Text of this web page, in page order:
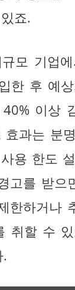
죠.
모 기업
한 후 예
이상
과는 분
용 한도
고를 받으
한하거나
취할 수
.